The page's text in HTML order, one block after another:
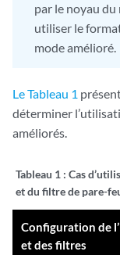
par le noyau
utiliser le
mode amélioré.
Le Tableau 1
déterminer
améliorés.
Tableau 1 : Cas
et du filtre de pare-
Configuration de
et des filtres